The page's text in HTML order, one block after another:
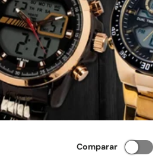
Comparar